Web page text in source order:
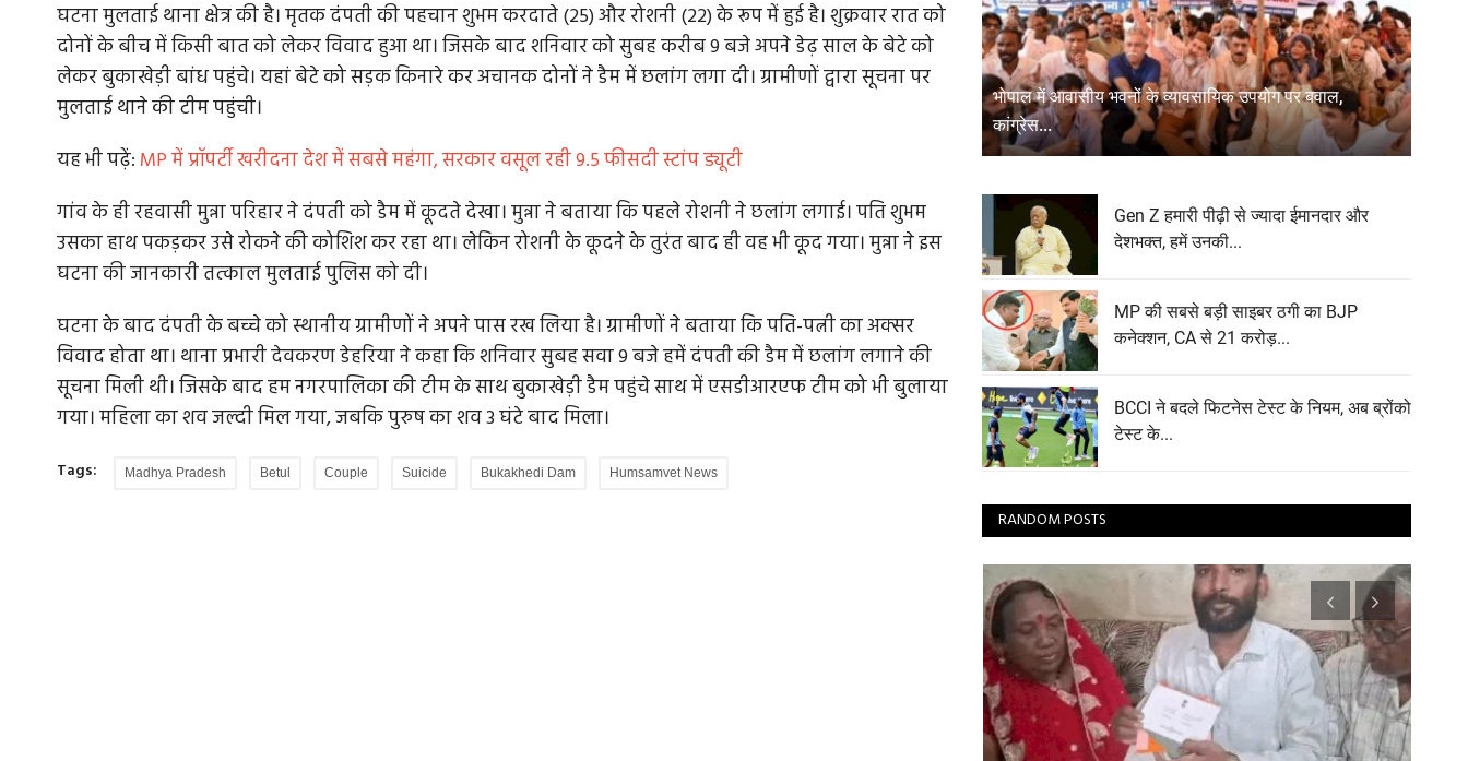
घटना मुलताई थाना क्षेत्र की है। मृतक दंपती की पहचान शुभम करदाते (25) और रोशनी (22) के रूप में हुई है। शुक्रवार रात को
दोनों के बीच में किसी बात को लेकर विवाद हुआ था। जिसके बाद शनिवार को सुबह करीब 9 बजे अपने डेढ़ साल के बेटे को
लेकर बुकाखेड़ी बांध पहुंचे। यहां बेटे को सड़क किनारे कर अचानक दोनों ने डैम में छलांग लगा दी। ग्रामीणों द्वारा सूचना पर
मुलताई थाने की टीम पहुंची।
यह भी पढ़ें: MP में प्रॉपर्टी खरीदना देश में सबसे महंगा, सरकार वसूल रही 9.5 फीसदी स्टांप ड्यूटी
गांव के ही रहवासी मुन्ना परिहार ने दंपती को डैम में कूदते देखा। मुन्ना ने बताया कि पहले रोशनी ने छलांग लगाई। पति शुभम
उसका हाथ पकड़कर उसे रोकने की कोशिश कर रहा था। लेकिन रोशनी के कूदने के तुरंत बाद ही वह भी कूद गया। मुन्ना ने इस
घटना की जानकारी तत्काल मुलताई पुलिस को दी।
घटना के बाद दंपती के बच्चे को स्थानीय ग्रामीणों ने अपने पास रख लिया है। ग्रामीणों ने बताया कि पति-पत्नी का अक्सर
विवाद होता था। थाना प्रभारी देवकरण डेहरिया ने कहा कि शनिवार सुबह सवा 9 बजे हमें दंपती की डैम में छलांग लगाने की
सूचना मिली थी। जिसके बाद हम नगरपालिका की टीम के साथ बुकाखेड़ी डैम पहुंचे साथ में एसडीआरएफ टीम को भी बुलाया
गया। महिला का शव जल्दी मिल गया, जबकि पुरुष का शव 3 घंटे बाद मिला।
Tags: Madhya Pradesh Betul Couple Suicide Bukakhedi Dam Humsamvet News
भोपाल में आवासीय भवनों के व्यावसायिक उपयोग पर बवाल,
कांग्रेस...
Gen Z हमारी पीढ़ी से ज्यादा ईमानदार और
देशभक्त, हमें उनकी...
MP की सबसे बड़ी साइबर ठगी का BJP
कनेक्शन, CA से 21 करोड़...
BCCI ने बदले फिटनेस टेस्ट के नियम, अब ब्रोंको
टेस्ट के...
RANDOM POSTS